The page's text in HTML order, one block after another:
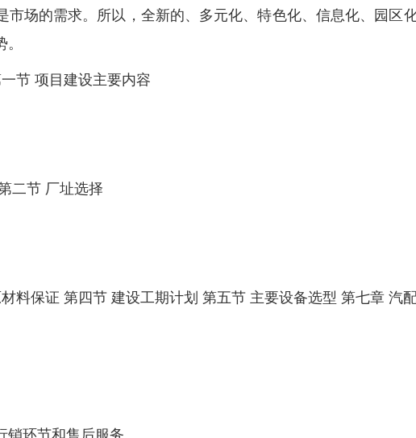
市场的需求。所以，全新的、多元化、特色化、信息化、园区
节 项目建设主要内容
二节 厂址选择
料保证 第四节 建设工期计划 第五节 主要设备选型 第七章 汽
销环节和售后服务